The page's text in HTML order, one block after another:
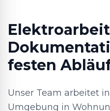
festen
Unser Team arbeitet
Umgebung in